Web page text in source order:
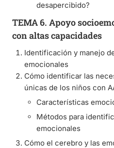
desapercibido?
TEMA 6. Apoyo
con altas capacidades
Identificación y manejo
emocionales
Cómo identificar las
únicas de los niños con
Características
Métodos para
emocionales
Cómo el cerebro y las